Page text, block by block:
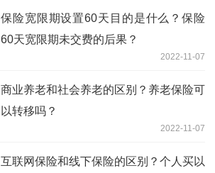
保险宽限期设置60天目的是什么？保险
60天宽限期未交费的后果？
2022-11-07
商业养老和社会养老的区别？养老保险可
以转移吗？
2022-11-07
互联网保险和线下保险的区别？个人买以